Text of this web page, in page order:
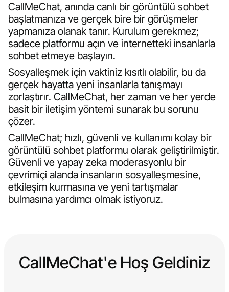
CallMeChat, anında canlı bir görüntülü sohbet
başlatmanıza ve gerçek bire bir görüşmeler
yapmanıza olanak tanır. Kurulum gerekmez;
sadece platformu açın ve internetteki insanlarla
sohbet etmeye başlayın.
Sosyalleşmek için vaktiniz kısıtlı olabilir, bu da
gerçek hayatta yeni insanlarla tanışmayı
zorlaştırır. CallMeChat, her zaman ve her yerde
basit bir iletişim yöntemi sunarak bu sorunu
çözer.
CallMeChat; hızlı, güvenli ve kullanımı kolay bir
görüntülü sohbet platformu olarak geliştirilmiştir.
Güvenli ve yapay zeka moderasyonlu bir
çevrimiçi alanda insanların sosyalleşmesine,
etkileşim kurmasına ve yeni tartışmalar
bulmasına yardımcı olmak istiyoruz.
CallMeChat'e Hoş Geldiniz